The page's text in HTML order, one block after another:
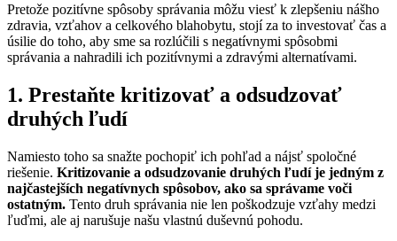
Pretože pozitívne spôsoby správania môžu viesť k zlepšeniu nášho
zdravia, vzťahov a celkového blahobytu, stojí za to investovať čas a
úsilie do toho, aby sme sa rozlúčili s negatívnymi spôsobmi
správania a nahradili ich pozitívnymi a zdravými alternatívami.
1. Prestaňte kritizovať a odsudzovať
druhých ľudí
Namiesto toho sa snažte pochopiť ich pohľad a nájsť spoločné
riešenie. Kritizovanie a odsudzovanie druhých ľudí je jedným z
najčastejších negatívnych spôsobov, ako sa správame voči
ostatným. Tento druh správania nie len poškodzuje vzťahy medzi
ľuďmi, ale aj narušuje našu vlastnú duševnú pohodu.